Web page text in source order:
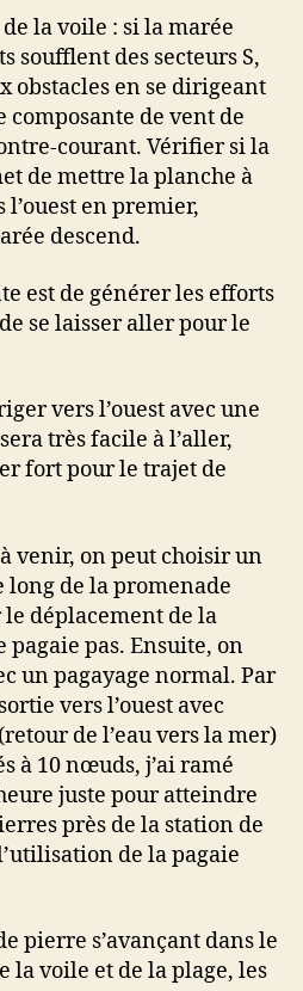
la voile : si la marée
soufflent des secteurs S,
obstacles en se dirigeant
composante de vent de
courant. Vérifier si la
de mettre la planche à
l’ouest en premier,
descend.
est de générer les efforts
se laisser aller pour le
vers l’ouest avec une
très facile à l’aller,
fort pour le trajet de
venir, on peut choisir un
de la promenade
déplacement de la
pas. Ensuite, on
un pagayage normal. Par
vers l’ouest avec
de l’eau vers la mer)
à 10 nœuds, j’ai ramé
juste pour atteindre
près de la station de
de la pagaie
pierre s’avançant dans le
la voile et de la plage, les